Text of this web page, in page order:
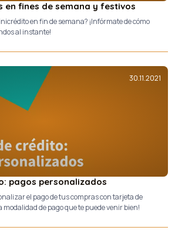
en fines de semana y festivos
en fin de semana? ¡Infórmate de cómo
al instante!
30.11.2021
pagos personalizados
el pago de tus compras con tarjeta de
modalidad de pago que te puede venir bien!